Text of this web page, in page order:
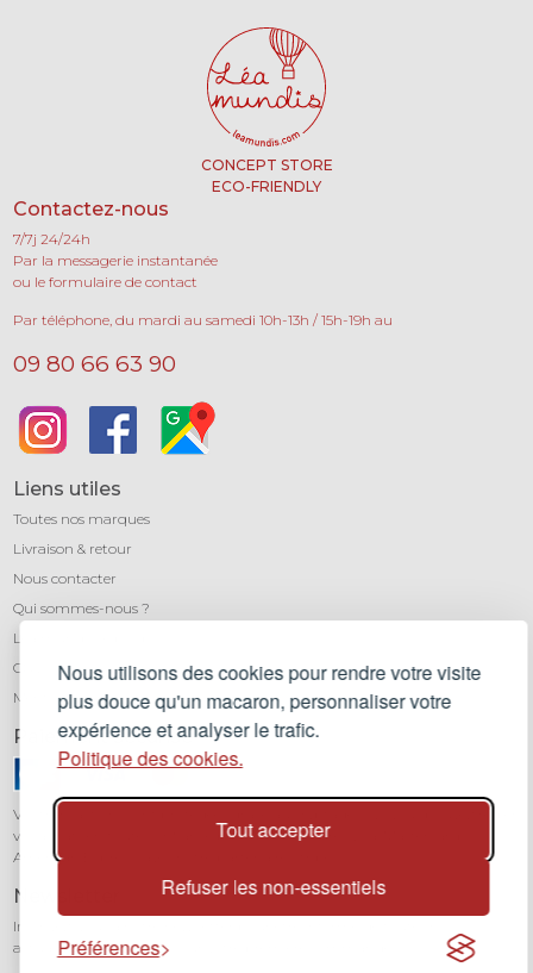
Nous utilisons des cookies pour rendre votre visite
plus douce qu'un macaron, personnaliser votre
expérience et analyser le trafic.
Politique des cookies.
Tout accepter
Refuser les non-essentiels
Préférences
CONCEPT STORE
ECO-FRIENDLY
Contactez-nous
7/7j 24/24h
Par la messagerie instantanée
ou le formulaire de contact
Par téléphone, du mardi au samedi 10h-13h / 15h-19h au
09 80 66 63 90
Liens utiles
Toutes nos marques
Livraison & retour
Nous contacter
Qui sommes-nous ?
Léa mundis, le blog
CGV
Mentions légales
Paiement sécurisé
Vos transactions sont protégées grâce au cryptage SSL. Vous pouvez régler
vos achats en toute confiance par carte bancaire (Visa, Mastercard,
American Express) avec notre partenaire Stripe.
Newsletter
Inscrivez-vous à notre newsletter pour être informé de toutes nos
actualités et recevoir 10% sur votre première commande.